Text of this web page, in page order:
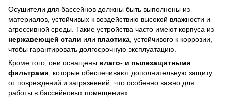
Осушители для бассейнов должны быть выполнены из
материалов, устойчивых к воздействию высокой влажности и
агрессивной среды. Такие устройства часто имеют корпуса из
нержавеющей стали или пластика , устойчивого к коррозии,
чтобы гарантировать долгосрочную эксплуатацию.
Кроме того, они оснащены влаго- и пылезащитными
фильтрами , которые обеспечивают дополнительную защиту
от повреждений и загрязнений, что особенно важно для
работы в бассейновых помещениях.